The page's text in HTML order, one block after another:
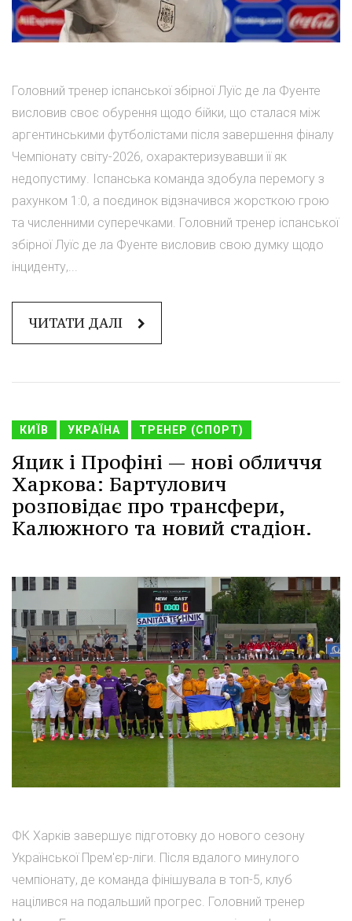
Головний тренер іспанської збірної Луїс де ла Фуенте
висловив своє обурення щодо бійки, що сталася між
аргентинськими футболістами після завершення фіналу
Чемпіонату світу-2026, охарактеризувавши її як
недопустиму. Іспанська команда здобула перемогу з
рахунком 1:0, а поєдинок відзначився жорсткою грою
та численними суперечками. Головний тренер іспанської
збірної Луїс де ла Фуенте висловив свою думку щодо
інциденту,...
ЧИТАТИ ДАЛІ
КИЇВ УКРАЇНА ТРЕНЕР (СПОРТ)
Яцик і Профіні — нові обличчя
Харкова: Бартулович
розповідає про трансфери,
Калюжного та новий стадіон.
ФК Харків завершує підготовку до нового сезону
Української Прем'єр-ліги. Після вдалого минулого
чемпіонату, де команда фінішувала в топ-5, клуб
націлився на подальший прогрес. Головний тренер